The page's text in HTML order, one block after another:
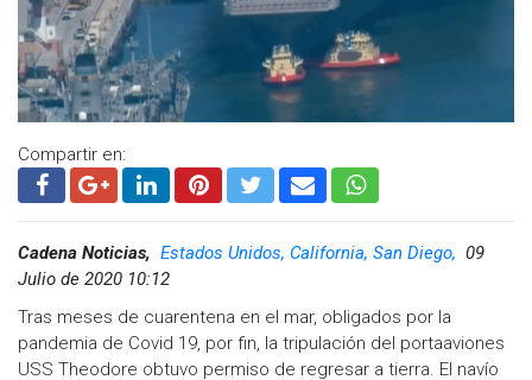
Compartir en:
Cadena Noticias, Estados Unidos, California, San Diego, 09
Julio de 2020 10:12
Tras meses de cuarentena en el mar, obligados por la
pandemia de Covid 19, por fin, la tripulación del portaaviones
USS Theodore obtuvo permiso de regresar a tierra. El navío